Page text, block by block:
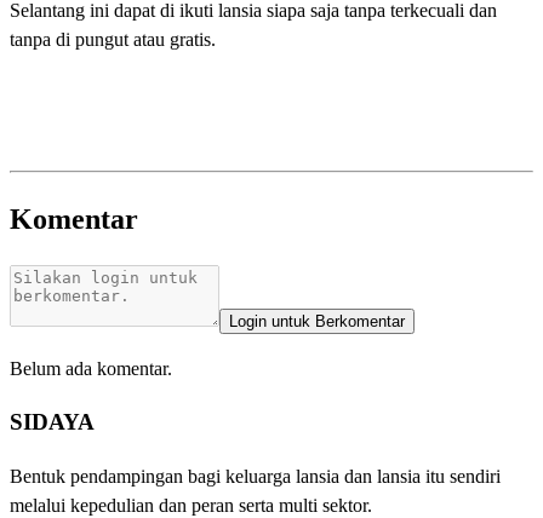
Selantang ini dapat di ikuti lansia siapa saja tanpa terkecuali dan
tanpa di pungut atau gratis.
Komentar
Login untuk Berkomentar
Belum ada komentar.
SIDAYA
Bentuk pendampingan bagi keluarga lansia dan lansia itu sendiri
melalui kepedulian dan peran serta multi sektor.